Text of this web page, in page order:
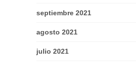
septiembre 2021
agosto 2021
julio 2021